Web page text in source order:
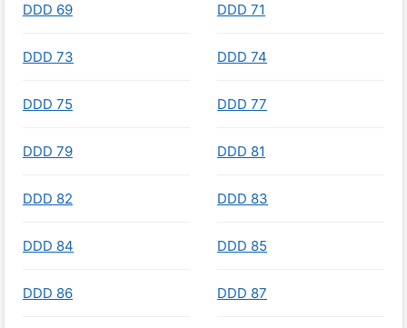
DDD 69 DDD 71
DDD 73 DDD 74
DDD 75 DDD 77
DDD 79 DDD 81
DDD 82 DDD 83
DDD 84 DDD 85
DDD 86 DDD 87